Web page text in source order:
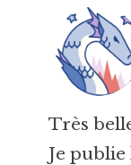
Très
Je publie